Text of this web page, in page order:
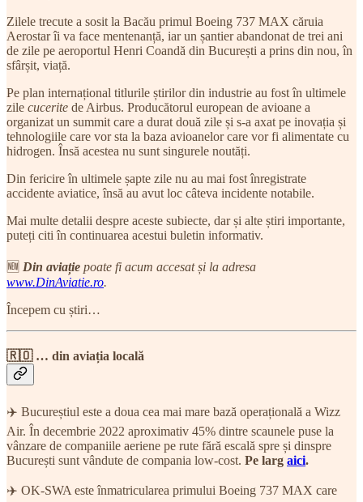
Zilele trecute a sosit la Bacău primul Boeing 737 MAX căruia
Aerostar îi va face mentenanță, iar un șantier abandonat de trei ani
de zile pe aeroportul Henri Coandă din București a prins din nou, în
sfârșit, viață.
Pe plan internațional titlurile știrilor din industrie au fost în ultimele
zile cucerite de Airbus. Producătorul european de avioane a
organizat un summit care a durat două zile și s-a axat pe inovația și
tehnologiile care vor sta la baza avioanelor care vor fi alimentate cu
hidrogen. Însă acestea nu sunt singurele noutăți.
Din fericire în ultimele șapte zile nu au mai fost înregistrate
accidente aviatice, însă au avut loc câteva incidente notabile.
Mai multe detalii despre aceste subiecte, dar și alte știri importante,
puteți citi în continuarea acestui buletin informativ.
🆕 Din aviație poate fi acum accesat și la adresa
www.DinAviatie.ro.
Începem cu știri…
🇷🇴 … din aviația locală
✈️ Bucureștiul este a doua cea mai mare bază operațională a Wizz
Air. În decembrie 2022 aproximativ 45% dintre scaunele puse la
vânzare de companiile aeriene pe rute fără escală spre și dinspre
București sunt vândute de compania low-cost. Pe larg aici.
✈️ OK-SWA este înmatricularea primului Boeing 737 MAX care